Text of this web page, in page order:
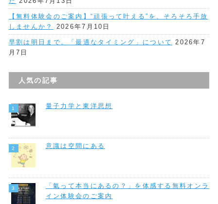
【無料体験会のご案内】“頑張って叶える”を、そろそろ手放
しませんか？
2026年7月10日
早割は明日まで。「最適なタイミング」について
2026年7
月7日
人気の記事
量子力学と東洋思想
意識は空間にある
「氣って本当にあるの？」を体感する無料オンラ
イン体験会のご案内